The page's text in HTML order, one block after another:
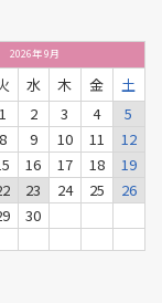
2026年9月
水 木 金
土
1
2 3 4
5
8 9 10 11
12
16 17 18
19
23 24 25
26
30